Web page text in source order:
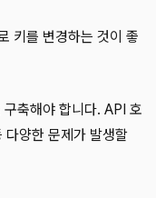
키를 변경하는 것이 좋
구축해야 합니다. API 호
양한 문제가 발생할